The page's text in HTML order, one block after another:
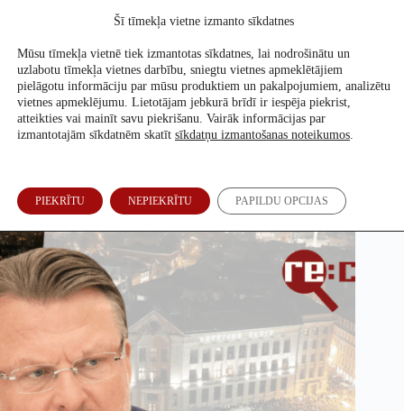
Atbalsti mūs
Mediji opozīcijas akcijas atspoguļo; protestam Doma laukumā
nav dota valsts nauda
Šī tīmekļa vietne izmanto sīkdatnes
Mūsu tīmekļa vietnē tiek izmantotas sīkdatnes, lai nodrošinātu un
uzlabotu tīmekļa vietnes darbību, sniegtu vietnes apmeklētājiem
pielāgotu informāciju par mūsu produktiem un pakalpojumiem, analizētu
vietnes apmeklējumu. Lietotājam jebkurā brīdī ir iespēja piekrist,
atteikties vai mainīt savu piekrišanu. Vairāk informācijas par
izmantotajām sīkdatnēm skatīt sīkdatņu izmantošanas noteikumos.
PIEKRĪTU NEPIEKRĪTU PAPILDU OPCIJAS